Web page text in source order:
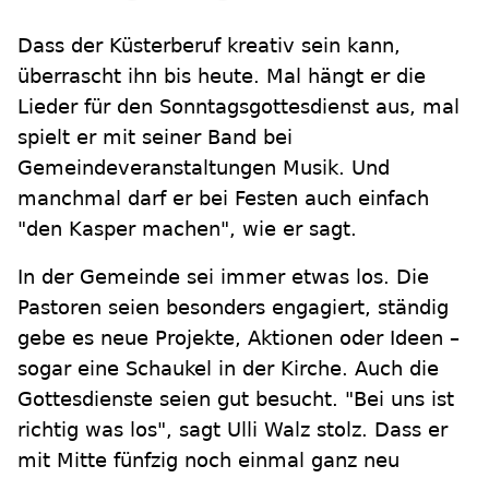
Dass der Küsterberuf kreativ sein kann,
überrascht ihn bis heute. Mal hängt er die
Lieder für den Sonntagsgottesdienst aus, mal
spielt er mit seiner Band bei
Gemeindeveranstaltungen Musik. Und
manchmal darf er bei Festen auch einfach
"den Kasper machen", wie er sagt.
In der Gemeinde sei immer etwas los. Die
Pastoren seien besonders engagiert, ständig
gebe es neue Projekte, Aktionen oder Ideen –
sogar eine Schaukel in der Kirche. Auch die
Gottesdienste seien gut besucht. "Bei uns ist
richtig was los", sagt Ulli Walz stolz. Dass er
mit Mitte fünfzig noch einmal ganz neu